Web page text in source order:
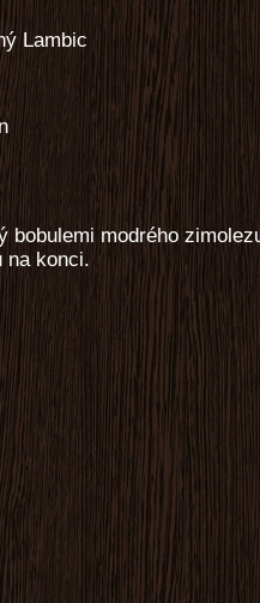
Lambic
bobulemi modrého
na konci.